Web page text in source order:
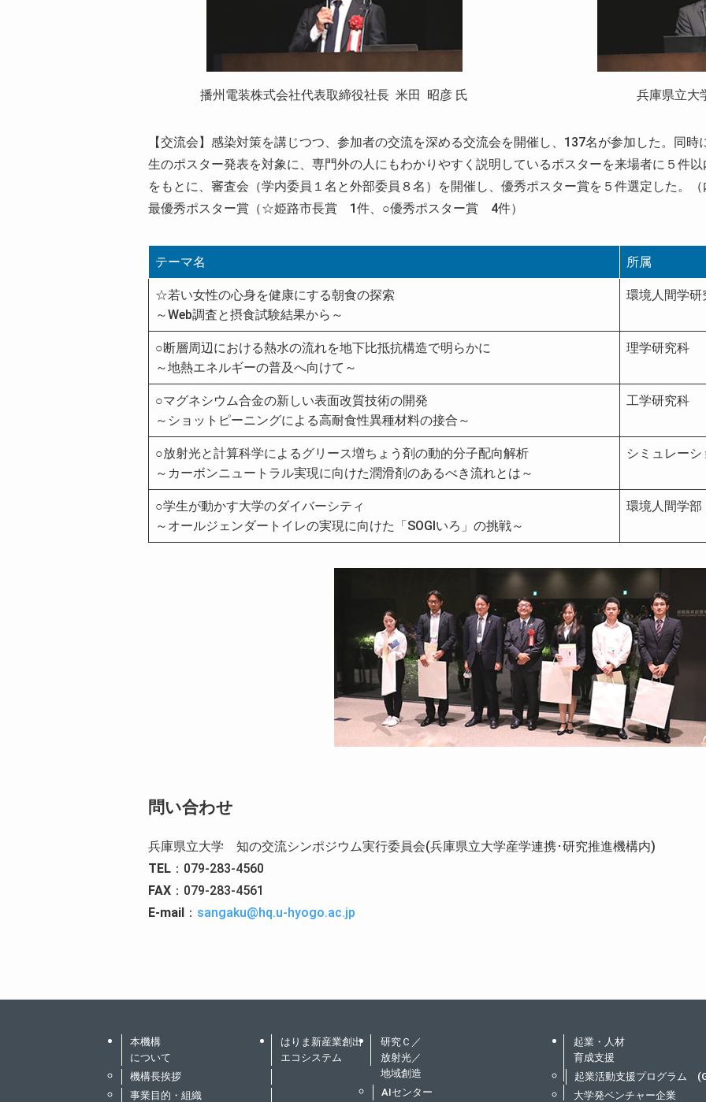
播州電装株式会社代表取締役社長 米田 昭彦 氏 兵庫県立
【交流会】感染対策を講じつつ、参加者の交流を深める交流会を開催し、137名が参加した。同
生のポスター発表を対象に、専門外の人にもわかりやすく説明しているポスターを来場者に５件
をもとに、審査会（学内委員１名と外部委員８名）を開催し、優秀ポスター賞を５件選定した。
最優秀ポスター賞（☆姫路市長賞 1件、○優秀ポスター賞 4件）
テーマ名 所属
☆若い女性の心身を健康にする朝食の探索
～Web調査と摂食試験結果から～
環境人間学研
○断層周辺における熱水の流れを地下比抵抗構造で明らかに
～地熱エネルギーの普及へ向けて～
理学研究科
○マグネシウム合金の新しい表面改質技術の開発
～ショットピーニングによる高耐食性異種材料の接合～
工学研究科
○放射光と計算科学によるグリース増ちょう剤の動的分子配向解析
～カーボンニュートラル実現に向けた潤滑剤のあるべき流れとは～
シミュレー
○学生が動かす大学のダイバーシティ
～オールジェンダートイレの実現に向けた「SOGIいろ」の挑戦～
環境人間学部
問い合わせ
兵庫県立大学 知の交流シンポジウム実行委員会(兵庫県立大学産学連携･研究推進機構内)
TEL ：079-283-4560
FAX ：079-283-4561
E-mail ： sangaku@hq.u-hyogo.ac.jp
本機構
について
機構長挨拶
事業目的・組織
はりま新産業創出
エコシステム
研究Ｃ／
放射光／
地域創造
AIセンター
起業・人材
育成支援
起業活動支援プログラム
大学発ベンチャー企業